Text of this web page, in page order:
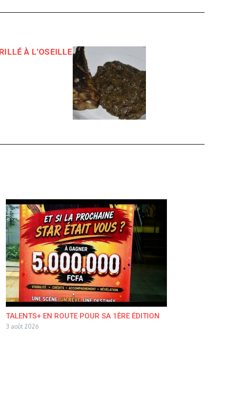
À L’OSEILLE
TALENTS+ EN ROUTE POUR SA 1ÈRE ÉDITION
3 août 2026